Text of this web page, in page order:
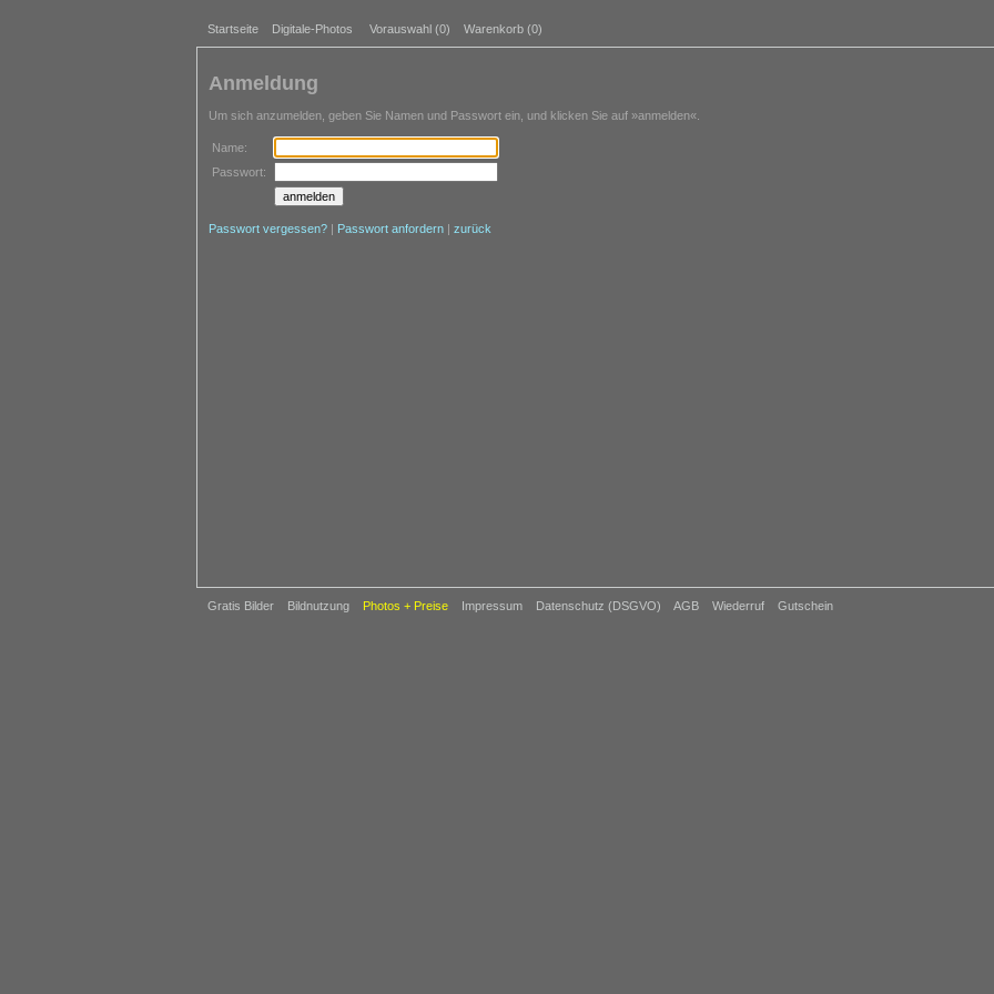
Startseite Digitale-Photos Vorauswahl (0) Warenkorb (0)
Gratis Bilder Bildnutzung Photos + Preise Impressum Datenschutz (DSGVO) AGB Wiederruf Gutschein
Anmeldung
Um sich anzumelden, geben Sie Namen und Passwort ein, und klicken Sie auf »anmelden«.
Name:
Passwort:
Passwort vergessen? | Passwort anfordern | zurück